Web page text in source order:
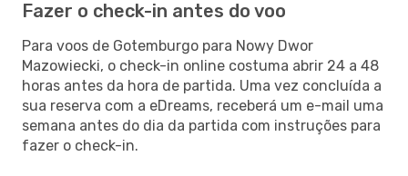
Fazer o check-in antes do voo
Para voos de Gotemburgo para Nowy Dwor
Mazowiecki, o check-in online costuma abrir 24 a 48
horas antes da hora de partida. Uma vez concluída a
sua reserva com a eDreams, receberá um e-mail uma
semana antes do dia da partida com instruções para
fazer o check-in.